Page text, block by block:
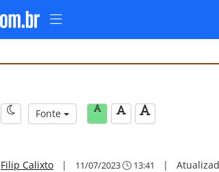
Fonte
Filip Calixto | 11/07/2023 13:41 |